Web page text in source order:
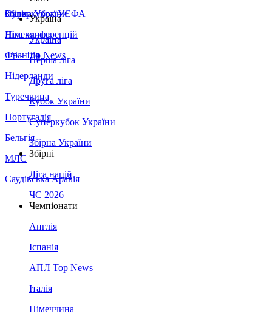
Збірна України
Італія
Німеччина
Франція
Нідерланди
Туреччина
Португалія
Бельгія
МЛС
Саудівська Аравія
Суперкубок УЄФА
Ліга конференцій
ЛЧ - Top News
Україна
Україна
Перша ліга
Друга ліга
Кубок України
Суперкубок України
Збірна України
Збірні
Ліга націй
ЧС 2026
Чемпіонати
Англія
Іспанія
АПЛ Top News
Італія
Німеччина